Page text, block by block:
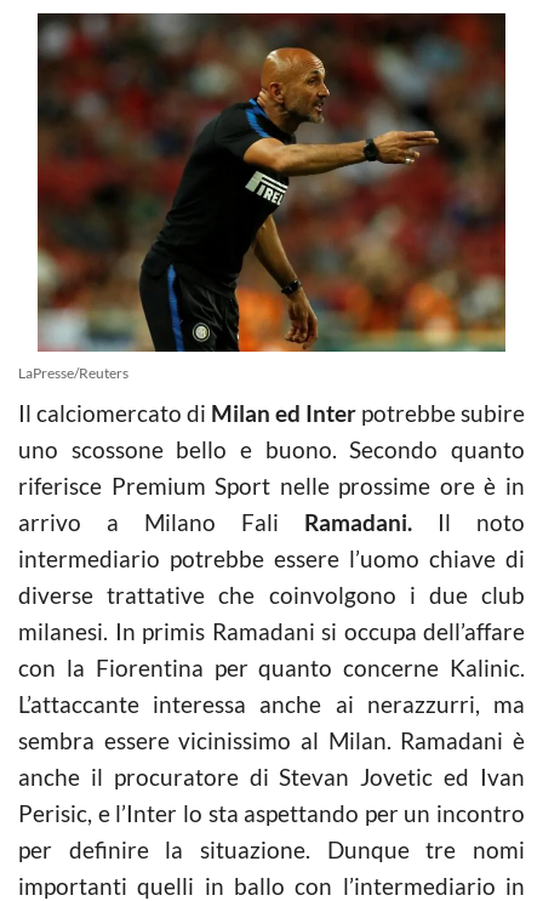
LaPresse/Reuters
Il calciomercato di Milan ed Inter potrebbe subire
uno scossone bello e buono. Secondo quanto
riferisce Premium Sport nelle prossime ore è in
arrivo a Milano Fali Ramadani. Il noto
intermediario potrebbe essere l’uomo chiave di
diverse trattative che coinvolgono i due club
milanesi. In primis Ramadani si occupa dell’affare
con la Fiorentina per quanto concerne Kalinic.
L’attaccante interessa anche ai nerazzurri, ma
sembra essere vicinissimo al Milan. Ramadani è
anche il procuratore di Stevan Jovetic ed Ivan
Perisic, e l’Inter lo sta aspettando per un incontro
per definire la situazione. Dunque tre nomi
importanti quelli in ballo con l’intermediario in